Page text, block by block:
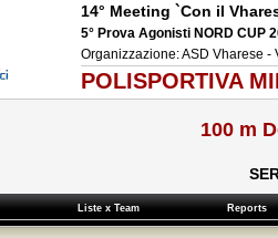
14° Meeting `Con il
5° Prova Agonisti NORD CUP
Organizzazione: ASD Vharese -
POLISPORTIVA
100 m
Liste x Team Reports